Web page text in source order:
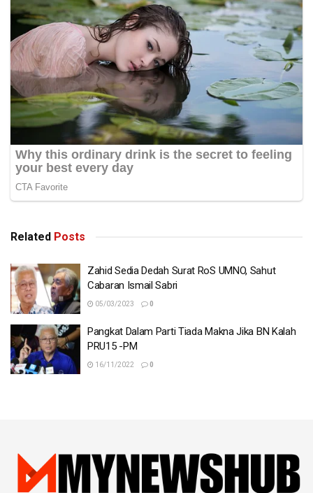
Related Posts
Zahid Sedia Dedah Surat RoS UMNO, Sahut
Cabaran Ismail Sabri
05/03/2023 0
Pangkat Dalam Parti Tiada Makna Jika BN Kalah
PRU15 -PM
16/11/2022 0